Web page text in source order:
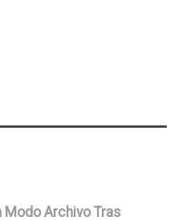
Modo Archivo Tras